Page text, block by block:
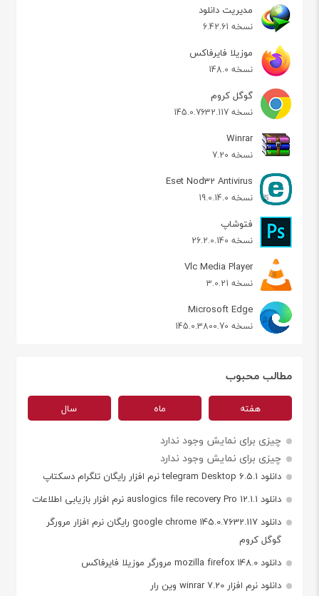
مدیریت دانلود
نسخه 6.42.61
موزیلا فایرفاکس
نسخه 148.0
گوگل کروم
نسخه 145.0.7632.117
Winrar
نسخه 7.20
Eset Nod32 Antivirus
نسخه 19.0.14.0
فتوشاپ
نسخه 26.2.0.140
Vlc Media Player
نسخه 3.0.21
Microsoft Edge
نسخه 145.0.3800.70
مطالب محبوب
هفته ماه سال
چیزی برای نمایش وجود ندارد
چیزی برای نمایش وجود ندارد
دانلود telegram Desktop 6.5.1 نرم افزار رایگان تلگرام دسکتاپ
دانلود auslogics file recovery Pro 12.1.1 نرم افزار بازیابی اطلاعات
دانلود google chrome 145.0.7632.117 رایگان نرم افزار مرورگر
گوگل کروم
دانلود mozilla firefox 148.0 مرورگر موزیلا فایرفاکس
دانلود نرم افزار winrar 7.20 وین رار